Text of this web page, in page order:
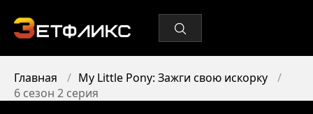
Главная
My Little Pony: Зажги свою искорку
6 сезон 2 серия